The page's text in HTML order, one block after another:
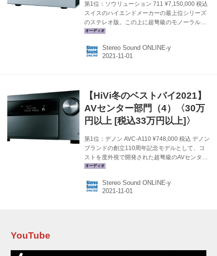
第1位：ソウリューション 711 ¥7,150,000 税込
スイスのハイエンドメーカーの最上位シリーズ
のステレオ版。この上に超弩級のモノーラル型
があるが、現実的なサイズはこちらだ。強力な
リザーブ回路を抱き、スピーカーの挙動に応じ
て瞬時にエネルギーを供給する力がある。ダン
が、益々絶好調だ。（小原） メーカーサイトへ
＞ 第2位：オクターブ RE320 ¥1,683,000 税込
5極管接続のKT150をプッシュプ...
Stereo Sound ONLINE-y
【HiVi冬のベストバイ2021】
AVセンター部門（4）〈30万
円以上 [税込33万円以上]〉
第1位：デノン AVC-A110 ¥748,000 税込 デノン
ブランドの創立110周年記念モデルとして、コ
ストを度外視で開発された超弩級のAVセンター
だ。ベースモデルはAVC-X8500H。開発にかけ
X8500Hでは泣く泣く見送られた高音質化のた
めの技術、工夫を積極的に投入、既存のAVセン
¥418,000 税込 デザインを一新...
Stereo Sound ONLINE-y
YouTube